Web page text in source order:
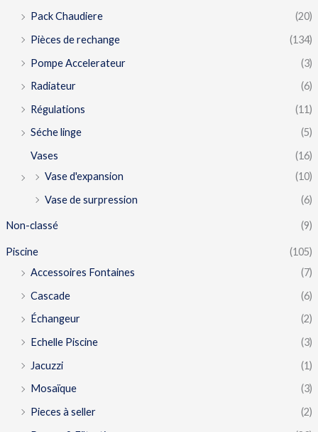
Pack Chaudiere
(20)
Pièces de rechange
(134)
Pompe Accelerateur
(3)
Radiateur
(6)
Régulations
(11)
Séche linge
(5)
Vases
(16)
Vase d'expansion
(10)
Vase de surpression
(6)
Non-classé (9)
Piscine
(105)
Accessoires Fontaines
(7)
Cascade
(6)
Échangeur
(2)
Echelle Piscine
(3)
Jacuzzi
(1)
Mosaïque
(3)
Pieces à seller
(2)